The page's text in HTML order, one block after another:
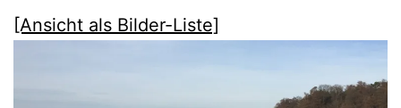
[Ansicht als Bilder-Liste]